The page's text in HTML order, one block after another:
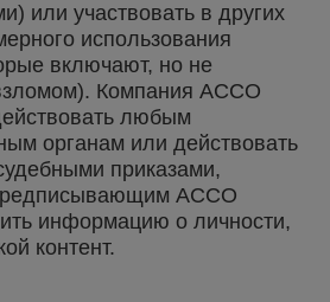
или участвовать в других
использования
включают, но не
Компания ACCO
любым
органам или действовать
приказами,
ACCO
информацию о личности,
контент.